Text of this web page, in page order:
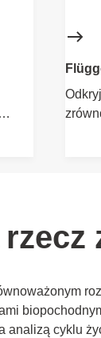
analizą cyklu